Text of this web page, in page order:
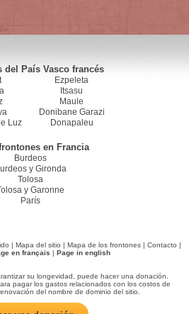
del País Vasco francés
Luz
Ezpeleta
Itsasu
Maule
Donibane Garazi
Donapaleu
en Francia
Burdeos
y Gironda
Tolosa
y Garonne
París
| Mapa del sitio | Mapa de los frontones | Contacto |
en français | Page in english
su longevidad, puede hacer una donación.
pagar los gastos relacionados con los costos de
del nombre de dominio del sitio.